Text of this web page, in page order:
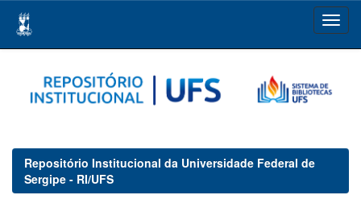
navigation
Repositório Institucional da Universidade Federal de
Sergipe - RI/UFS